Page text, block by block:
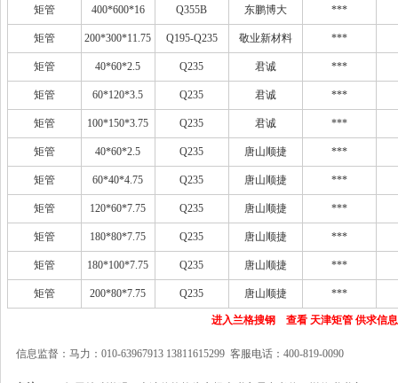
矩管 400*600*16 Q355B 东鹏博大 ***
矩管 200*300*11.75 Q195-Q235 敬业新材料 ***
矩管 40*60*2.5 Q235 君诚 ***
矩管 60*120*3.5 Q235 君诚 ***
矩管 100*150*3.75 Q235 君诚 ***
矩管 40*60*2.5 Q235 唐山顺捷 ***
矩管 60*40*4.75 Q235 唐山顺捷 ***
矩管 120*60*7.75 Q235 唐山顺捷 ***
矩管 180*80*7.75 Q235 唐山顺捷 ***
矩管 180*100*7.75 Q235 唐山顺捷 ***
矩管 200*80*7.75 Q235 唐山顺捷 ***
进入兰格搜钢 查看 天津矩管 供求信息
信息监督：马力：010-63967913 13811615299 客服电话：400-819-0090